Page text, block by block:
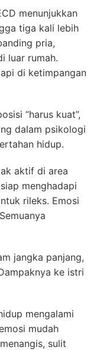
menunjukkan
tiga kali lebih
pria,
luar rumah.
di ketimpangan
“harus kuat”,
dalam psikologi
hidup.
aktif di area
menghadapi
rileks. Emosi
jangka panjang,
ke istri
mengalami
mudah
sulit